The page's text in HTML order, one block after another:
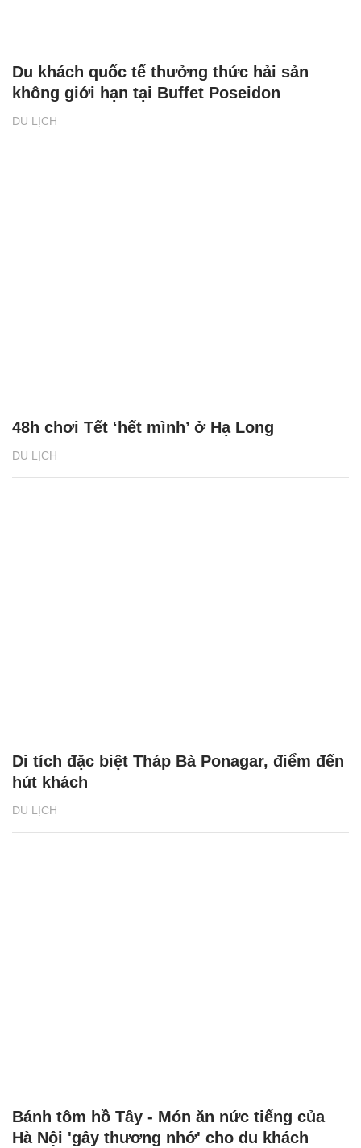
DU LỊCH
Du khách quốc tế thưởng thức hải sản
không giới hạn tại Buffet Poseidon
DU LỊCH
48h chơi Tết ‘hết mình’ ở Hạ Long
DU LỊCH
Di tích đặc biệt Tháp Bà Ponagar, điểm đến
hút khách
Bánh tôm hồ Tây - Món ăn nức tiếng của
Hà Nội 'gây thương nhớ' cho du khách